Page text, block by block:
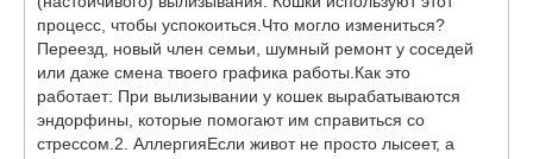
процесс, чтобы успокоиться. ​Что могло измениться?
Переезд, новый член семьи, шумный ремонт у соседей
или даже смена твоего графика работы. ​Как это
работает: При вылизывании у кошек вырабатываются
эндорфины, которые помогают им справиться со
стрессом. ​2. Аллергия ​Если живот не просто лысеет, а